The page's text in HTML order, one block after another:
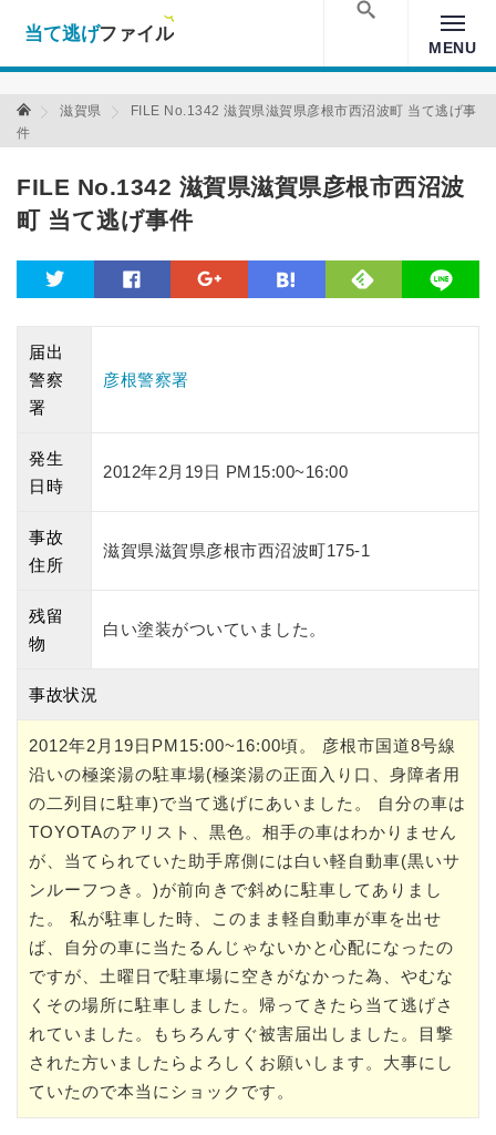
Warning: Undefined array key "amp" in
/home/xs157036/moon-
cross.com/public_html/wp/wp-content/themes/crossmastery-
MENU
当て逃げファイル 当て逃げファイル
滋賀県
FILE No.1342 滋賀県滋賀県彦根市西沼波町 当て逃げ事
件
FILE No.1342 滋賀県滋賀県彦根市西沼波
町 当て逃げ事件
facebook line
届出
警察
署
彦根警察署
発生
日時
2012年2月19日 PM15:00~16:00
事故
住所
滋賀県滋賀県彦根市西沼波町175-1
残留
物
白い塗装がついていました。
事故状況
2012年2月19日PM15:00~16:00頃。 彦根市国道8号線
沿いの極楽湯の駐車場(極楽湯の正面入り口、身障者用
の二列目に駐車)で当て逃げにあいました。 自分の車は
TOYOTAのアリスト、黒色。相手の車はわかりません
が、当てられていた助手席側には白い軽自動車(黒いサ
ンルーフつき。)が前向きで斜めに駐車してありまし
た。 私が駐車した時、このまま軽自動車が車を出せ
ば、自分の車に当たるんじゃないかと心配になったの
ですが、土曜日で駐車場に空きがなかった為、やむな
くその場所に駐車しました。帰ってきたら当て逃げさ
れていました。もちろんすぐ被害届出しました。目撃
された方いましたらよろしくお願いします。大事にし
ていたので本当にショックです。